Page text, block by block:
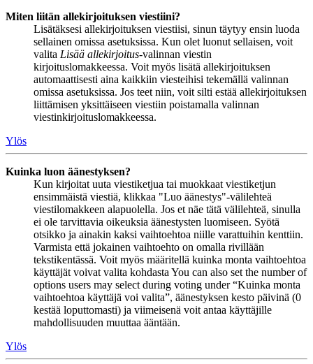
Miten liitän allekirjoituksen viestiini?
Lisätäksesi allekirjoituksen viestiisi, sinun täytyy ensin luoda
sellainen omissa asetuksissa. Kun olet luonut sellaisen, voit
valita Lisää allekirjoitus-valinnan viestin
kirjoituslomakkeessa. Voit myös lisätä allekirjoituksen
automaattisesti aina kaikkiin viesteihisi tekemällä valinnan
omissa asetuksissa. Jos teet niin, voit silti estää allekirjoituksen
liittämisen yksittäiseen viestiin poistamalla valinnan
viestinkirjoituslomakkeessa.
Ylös
Kuinka luon äänestyksen?
Kun kirjoitat uuta viestiketjua tai muokkaat viestiketjun
ensimmäistä viestiä, klikkaa "Luo äänestys"-välilehteä
viestilomakkeen alapuolella. Jos et näe tätä välilehteä, sinulla
ei ole tarvittavia oikeuksia äänestysten luomiseen. Syötä
otsikko ja ainakin kaksi vaihtoehtoa niille varattuihin kenttiin.
Varmista että jokainen vaihtoehto on omalla rivillään
tekstikentässä. Voit myös määritellä kuinka monta vaihtoehtoa
käyttäjät voivat valita kohdasta You can also set the number of
options users may select during voting under “Kuinka monta
vaihtoehtoa käyttäjä voi valita”, äänestyksen kesto päivinä (0
kestää loputtomasti) ja viimeisenä voit antaa käyttäjille
mahdollisuuden muuttaa ääntään.
Ylös